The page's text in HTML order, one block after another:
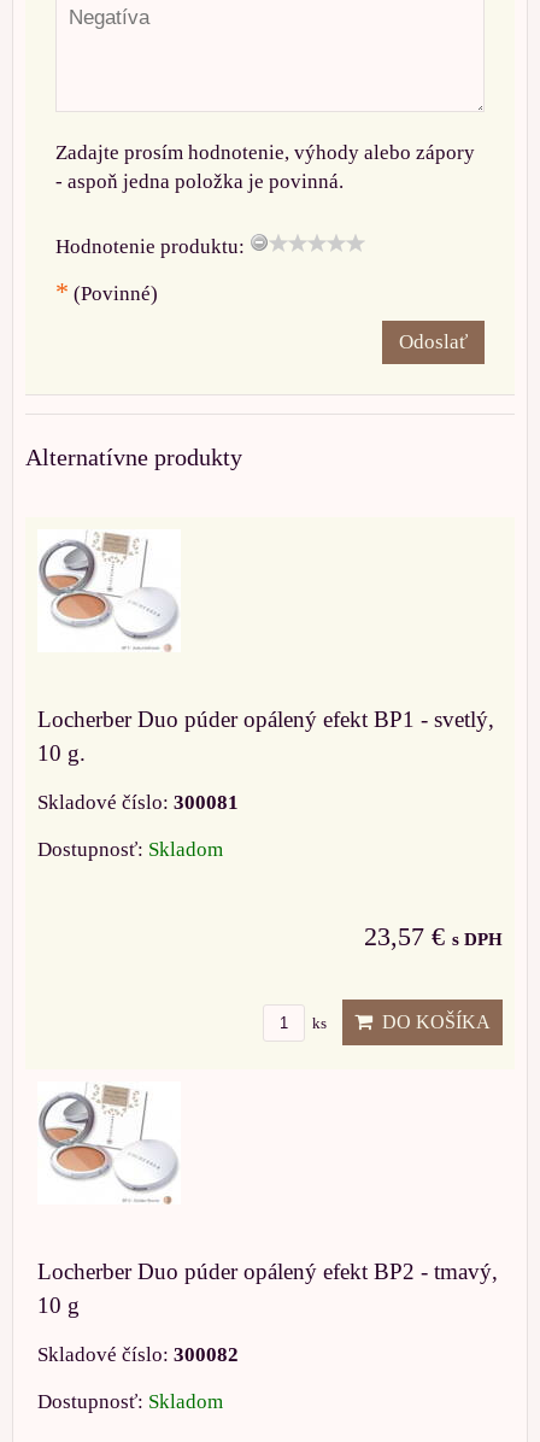
Zadajte prosím hodnotenie, výhody alebo zápory
- aspoň jedna položka je povinná.
Hodnotenie produktu:
* (Povinné)
Odoslať
Alternatívne produkty
Locherber Duo púder opálený efekt BP1 - svetlý,
10 g.
Skladové číslo: 300081
Dostupnosť: Skladom
23,57 € s DPH
ks DO KOŠÍKA
Locherber Duo púder opálený efekt BP2 - tmavý,
10 g
Skladové číslo: 300082
Dostupnosť: Skladom